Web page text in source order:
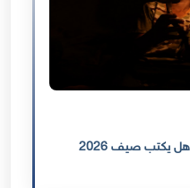
كهرباء عدن تحت مقصلة «العجز»: هل يكتب صيف 2026